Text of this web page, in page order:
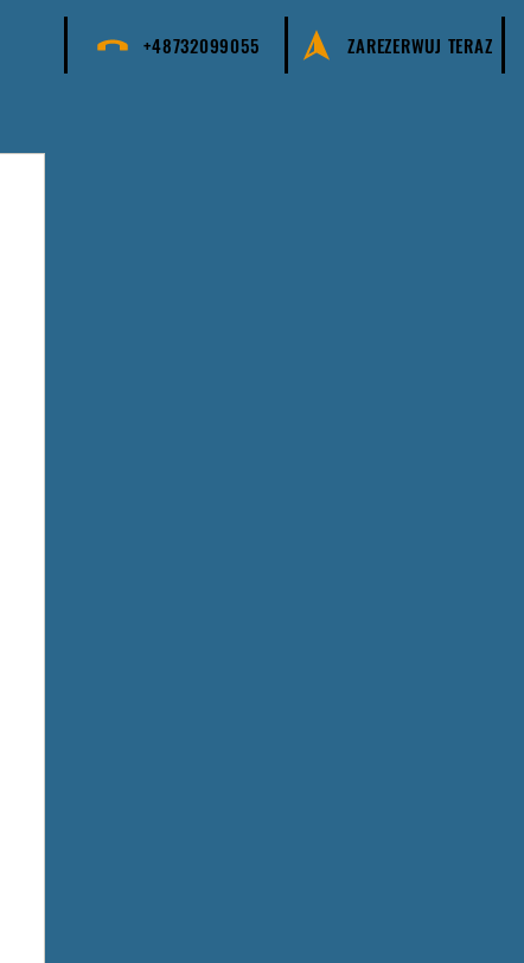
+48732099055 ZAREZERWUJ TERAZ